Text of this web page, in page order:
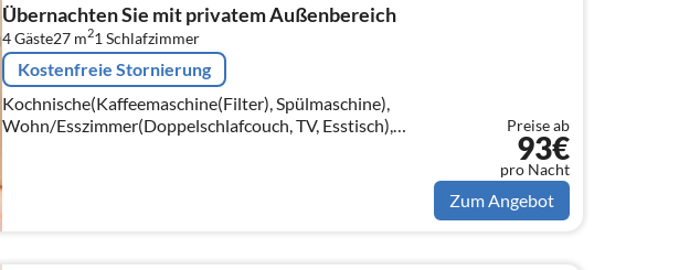
Übernachten Sie mit privatem Außenbereich
4 Gäste27 m21 Schlafzimmer
Kostenfreie Stornierung
Kochnische(Kaffeemaschine(Filter), Spülmaschine),
Wohn/Esszimmer(Doppelschlafcouch, TV, Esstisch),
Preise ab
93€
pro Nacht
Zum Angebot